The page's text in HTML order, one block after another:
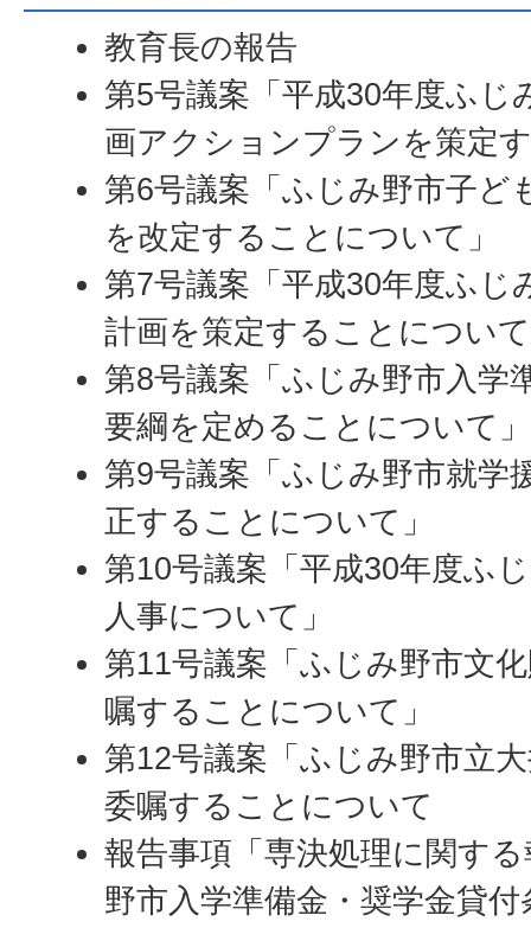
教育長の報告
第5号議案「平成30年度ふじ
画アクションプランを策定
第6号議案「ふじみ野市子ど
を改定することについて」
第7号議案「平成30年度ふじ
計画を策定することについ
第8号議案「ふじみ野市入学
要綱を定めることについて」
第9号議案「ふじみ野市就学
正することについて」
第10号議案「平成30年度ふ
人事について」
第11号議案「ふじみ野市文
嘱することについて」
第12号議案「ふじみ野市立
委嘱することについて
報告事項「専決処理に関す
野市入学準備金・奨学金貸